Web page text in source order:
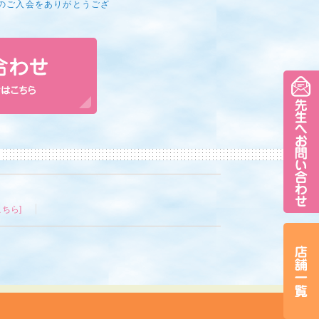
ご入会をありがとうござ
ら]